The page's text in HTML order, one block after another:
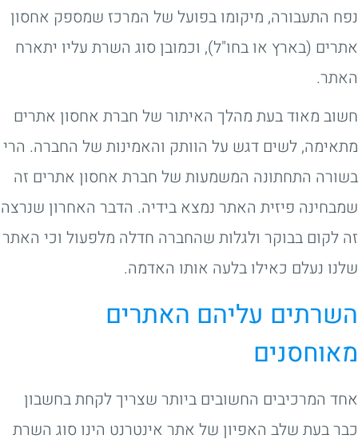
נפח התעבורה, מיקומו בפועל של המרכז שמספק אחסון
אתרים (בארץ או בחו"ל), וכמובן סוג השרת עליו יתארח
האתר.
חשוב מאוד בעת מהלך האיתור של חברת אחסון אתרים
מתאימה, לשים דגש על הוותק והאמינות של החברה. הרי
בשורה התחתונה המשמעות של חברת אחסון אתרים זה
שמבחינה פיזית האתר נמצא בידיה. הדבר האחרון שנרצה
זה לקום בבוקר ולגלות שהחברה חדלה מלפעול וכי האתר
שלנו נעלם כאילו בלעה אותו האדמה.
השרתים עליהם האתרים
מאוחסנים
אחד המרכיבים החשובים ביותר שצריך לקחת בחשבון
כבר בעת שלב האפיון של אתר אינטרנט הינו סוג השרת